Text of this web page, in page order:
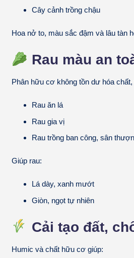
Cây cảnh trồng chậu
Hoa nở to, màu sắc đậm và lâu tàn
Rau màu an
Phân hữu cơ không tồn dư hóa
Rau ăn lá
Rau gia vị
Rau trồng ban công, sân
Giúp rau:
Lá dày, xanh mướt
Giòn, ngọt tự nhiên
Cải tạo đất,
Humic và chất hữu cơ giúp: